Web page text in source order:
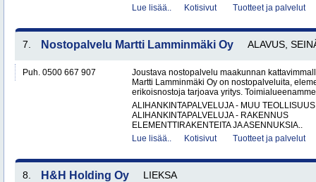
Lue lisää..
Kotisivut Tuotteet ja palvelut
7. Nostopalvelu Martti Lamminmäki Oy ALAVUS,
Puh. 0500 667 907
Joustava nostopalvelu maakunnan
Martti Lamminmäki Oy on nostopalveluita,
erikoisnostoja tarjoava yritys.
ALIHANKINTAPALVELUJA - MUU TEOLLISUUS
ALIHANKINTAPALVELUJA - RAKENNUS
ELEMENTTIRAKENTEITA JA ASENNUKSIA..
Lue lisää..
Kotisivut Tuotteet ja palvelut
8. H&H Holding Oy LIEKSA